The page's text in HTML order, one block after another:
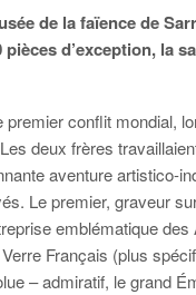
de la faïence de
d’exception, la
premier conflit mondial,
deux frères
aventure artistico-
Le premier, graveur
emblématique
Français (plus
– admiratif, le grand